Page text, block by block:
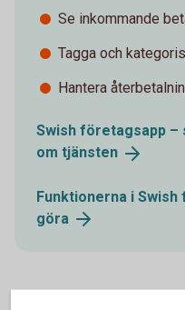
Se inkommande
Tagga och
Hantera
Swish företagsapp –
om tjänsten
Funktionerna i
göra